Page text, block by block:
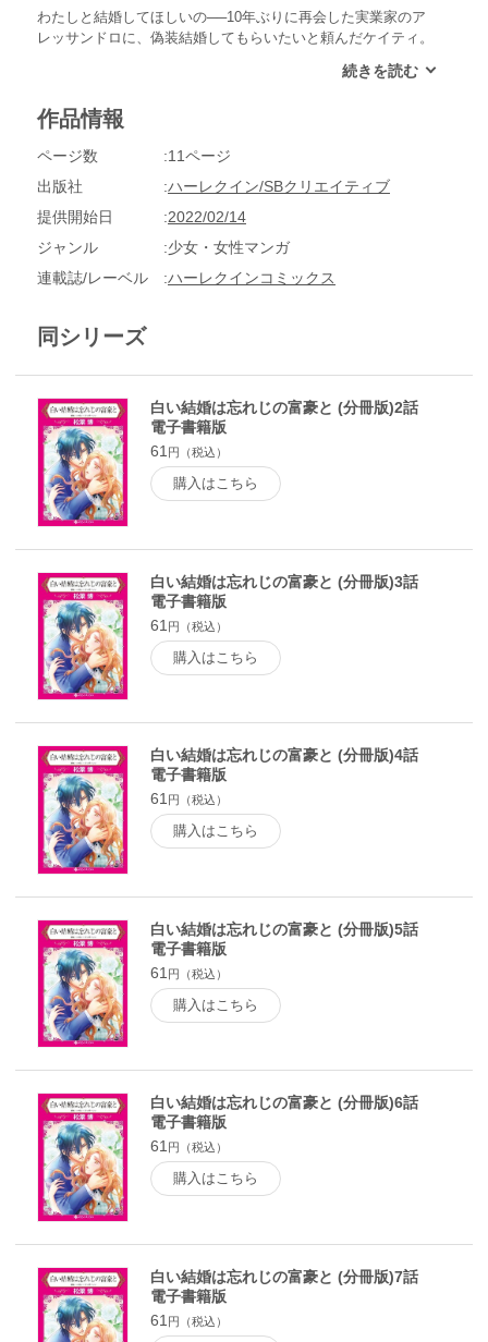
わたしと結婚してほしいの──10年ぶりに再会した実業家のア
レッサンドロに、偽装結婚してもらいたいと頼んだケイティ。
に嫁げと命じられた彼女は、養父の支配から逃れるためにアレ
彼は、さっそくケイティを連れてラスベガスへと飛ぶが、ふた
を発表してしまい──。
作品情報
ページ数
11ページ
出版社
ハーレクイン/SBクリエイティブ
提供開始日
2022/02/14
ジャンル
少女・女性マンガ
連載誌/レーベル
ハーレクインコミックス
同シリーズ
白い結婚は忘れじの富豪と (分冊版)2話
電子書籍版
61 円（税込）
購入はこちら
白い結婚は忘れじの富豪と (分冊版)3話
電子書籍版
61 円（税込）
購入はこちら
白い結婚は忘れじの富豪と (分冊版)4話
電子書籍版
61 円（税込）
購入はこちら
白い結婚は忘れじの富豪と (分冊版)5話
電子書籍版
61 円（税込）
購入はこちら
白い結婚は忘れじの富豪と (分冊版)6話
電子書籍版
61 円（税込）
購入はこちら
白い結婚は忘れじの富豪と (分冊版)7話
電子書籍版
61 円（税込）